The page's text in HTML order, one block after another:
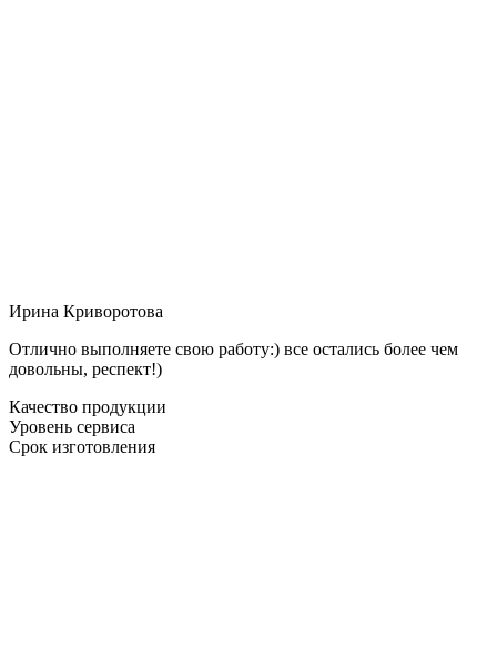
Ирина Криворотова
Отлично выполняете свою работу:) все остались более чем
довольны, респект!)
Качество продукции
Уровень сервиса
Срок изготовления